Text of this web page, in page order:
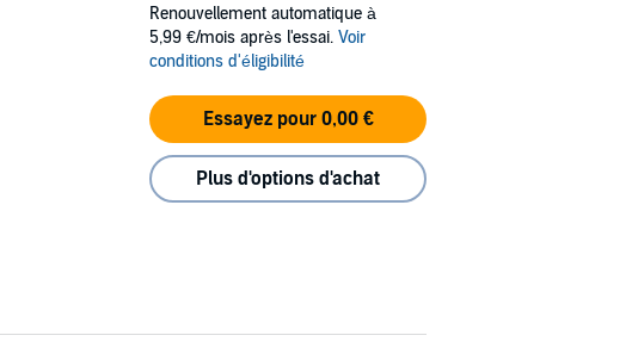
Renouvellement automatique à
5,99 €/mois après l'essai. Voir
conditions d'éligibilité
Essayez pour 0,00 €
Plus d'options d'achat